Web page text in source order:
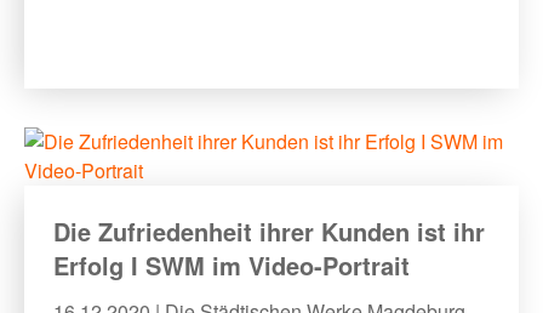
Die Zufriedenheit ihrer Kunden ist ihr
Erfolg I SWM im Video-Portrait